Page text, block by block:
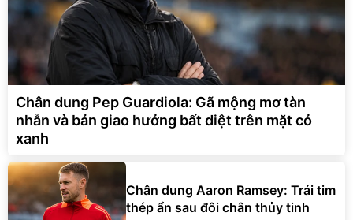
Chân dung Pep Guardiola: Gã mộng mơ tàn
nhẫn và bản giao hưởng bất diệt trên mặt cỏ
xanh
Chân dung Aaron Ramsey: Trái tim
thép ẩn sau đôi chân thủy tinh